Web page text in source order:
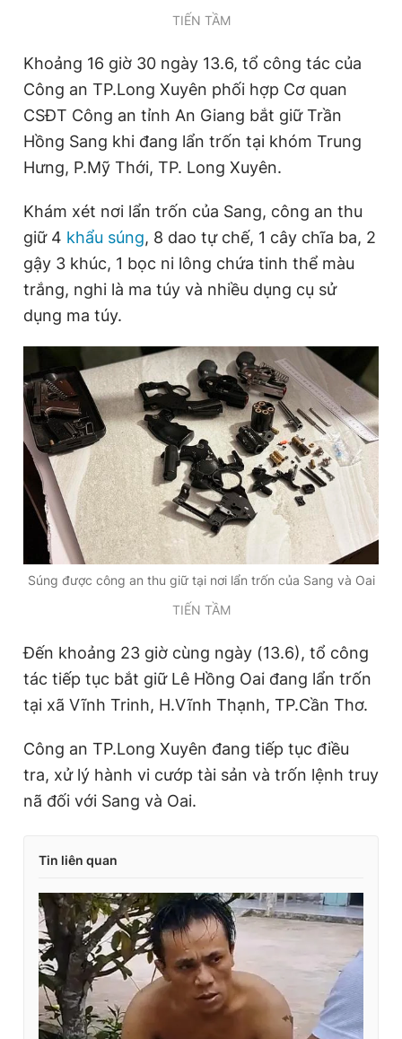
TIẾN TẦM
Khoảng 16 giờ 30 ngày 13.6, tổ công tác của
Công an TP.Long Xuyên phối hợp Cơ quan
CSĐT Công an tỉnh An Giang bắt giữ Trần
Hồng Sang khi đang lẩn trốn tại khóm Trung
Hưng, P.Mỹ Thới, TP. Long Xuyên.
Khám xét nơi lẩn trốn của Sang, công an thu
giữ 4 khẩu súng, 8 dao tự chế, 1 cây chĩa ba, 2
gậy 3 khúc, 1 bọc ni lông chứa tinh thể màu
trắng, nghi là ma túy và nhiều dụng cụ sử
dụng ma túy.
Súng được công an thu giữ tại nơi lẩn trốn của Sang và Oai
TIẾN TẦM
Đến khoảng 23 giờ cùng ngày (13.6), tổ công
tác tiếp tục bắt giữ Lê Hồng Oai đang lẩn trốn
tại xã Vĩnh Trinh, H.Vĩnh Thạnh, TP.Cần Thơ.
Công an TP.Long Xuyên đang tiếp tục điều
tra, xử lý hành vi cướp tài sản và trốn lệnh truy
nã đối với Sang và Oai.
Tin liên quan